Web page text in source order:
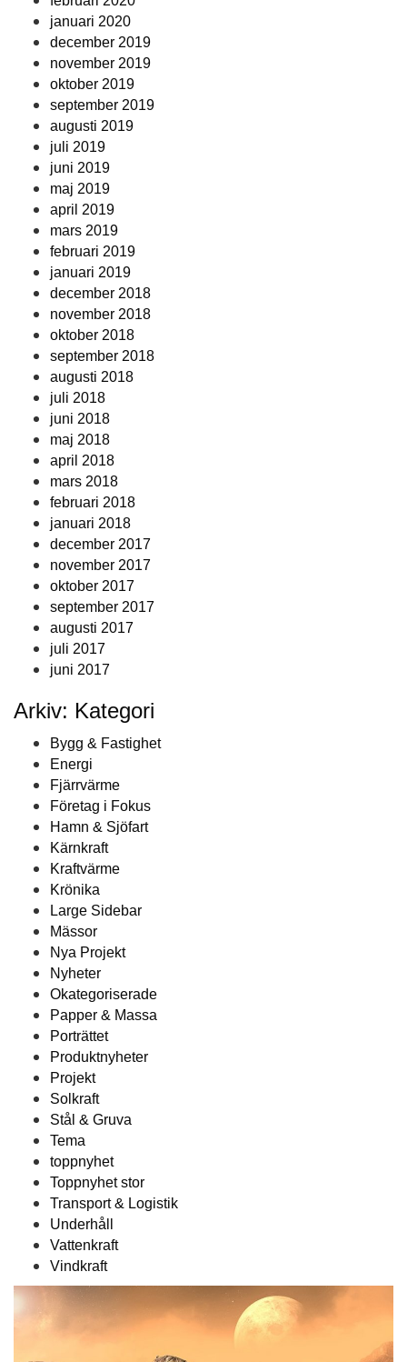
januari 2020
december 2019
november 2019
oktober 2019
september 2019
augusti 2019
juli 2019
juni 2019
maj 2019
april 2019
mars 2019
februari 2019
januari 2019
december 2018
november 2018
oktober 2018
september 2018
augusti 2018
juli 2018
juni 2018
maj 2018
april 2018
mars 2018
februari 2018
januari 2018
december 2017
november 2017
oktober 2017
september 2017
augusti 2017
juli 2017
juni 2017
Arkiv: Kategori
Bygg & Fastighet
Energi
Fjärrvärme
Företag i Fokus
Hamn & Sjöfart
Kärnkraft
Kraftvärme
Krönika
Large Sidebar
Mässor
Nya Projekt
Nyheter
Okategoriserade
Papper & Massa
Porträttet
Produktnyheter
Projekt
Solkraft
Stål & Gruva
Tema
toppnyhet
Toppnyhet stor
Transport & Logistik
Underhåll
Vattenkraft
Vindkraft